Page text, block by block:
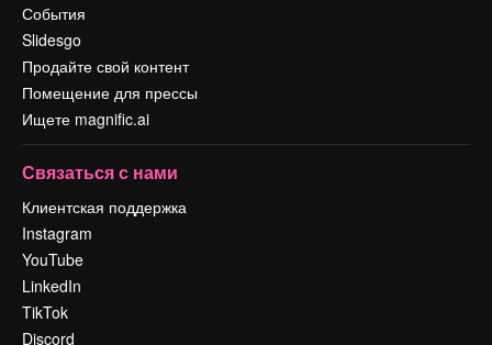
События
Slidesgo
Продайте свой контент
Помещение для прессы
Ищете magnific.ai
Связаться с нами
Клиентская поддержка
Instagram
YouTube
LinkedIn
TikTok
Discord